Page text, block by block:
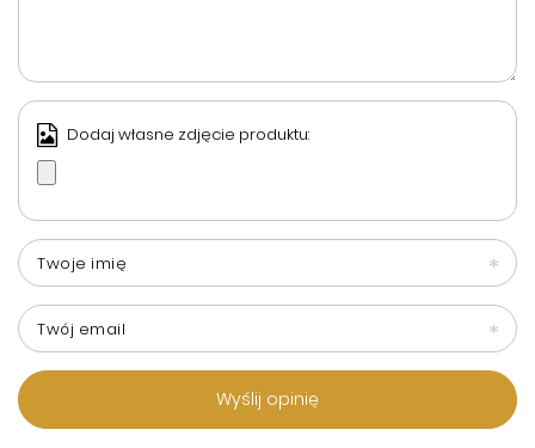
Dodaj własne zdjęcie produktu:
Twoje imię
Twój email
Wyślij opinię